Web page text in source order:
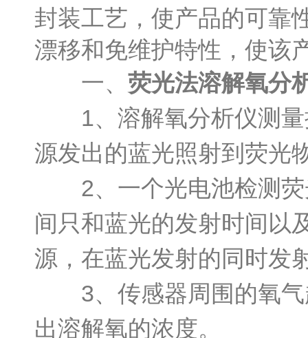
封装工艺，使产品的可靠
漂移和免维护特性，使该
一、 荧光法溶解氧分
1、溶解氧分析仪测量
源发出的蓝光照射到荧光
2、一个光电池检测荧
间只和蓝光的发射时间以
源，在蓝光发射的同时发
3、传感器周围的氧气
出溶解氧的浓度。